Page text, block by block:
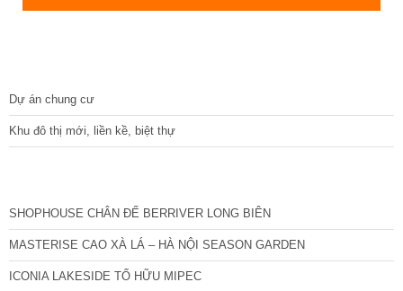
Dự án chung cư
Khu đô thị mới, liền kề, biệt thự
SHOPHOUSE CHÂN ĐẾ BERRIVER LONG BIÊN
MASTERISE CAO XÀ LÁ – HÀ NỘI SEASON GARDEN
ICONIA LAKESIDE TỐ HỮU MIPEC